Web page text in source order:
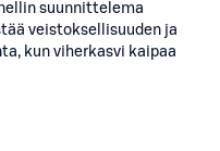
suunnittelema
veistoksellisuuden ja
kun viherkasvi kaipaa